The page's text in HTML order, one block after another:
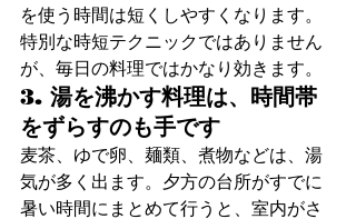
を使う時間は短くしやすくなります。
特別な時短テクニックではありません
が、毎日の料理ではかなり効きます。
3. 湯を沸かす料理は、時間帯
をずらすのも手です
麦茶、ゆで卵、麺類、煮物などは、湯
気が多く出ます。夕方の台所がすでに
暑い時間にまとめて行うと、室内がさ